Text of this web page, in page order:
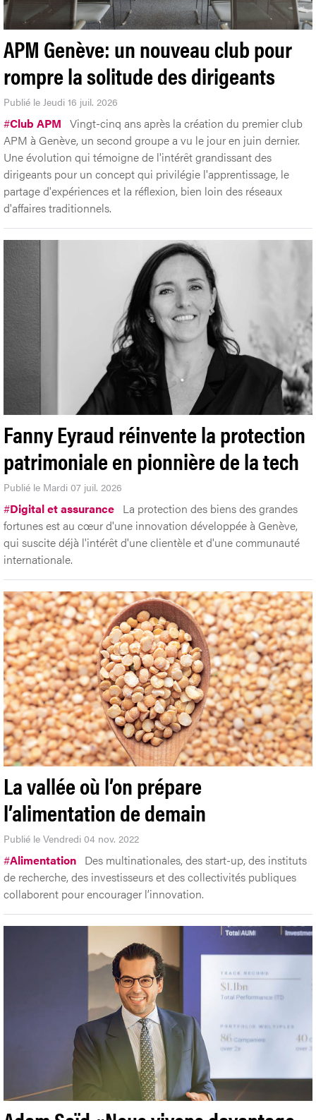
APM Genève: un nouveau club pour
rompre la solitude des dirigeants
Publié le Jeudi 16 juil. 2026
#Club APM Vingt-cinq ans après la création du premier club
APM à Genève, un second groupe a vu le jour en juin dernier.
Une évolution qui témoigne de l'intérêt grandissant des
dirigeants pour un concept qui privilégie l'apprentissage, le
partage d'expériences et la réflexion, bien loin des réseaux
d'affaires traditionnels.
Fanny Eyraud réinvente la protection
patrimoniale en pionnière de la tech
Publié le Mardi 07 juil. 2026
#Digital et assurance La protection des biens des grandes
fortunes est au cœur d'une innovation développée à Genève,
qui suscite déjà l'intérêt d'une clientèle et d'une communauté
internationale.
La vallée où l’on prépare
l’alimentation de demain
Publié le Vendredi 04 nov. 2022
#Alimentation Des multinationales, des start-up, des instituts
de recherche, des investisseurs et des collectivités publiques
collaborent pour encourager l’innovation.